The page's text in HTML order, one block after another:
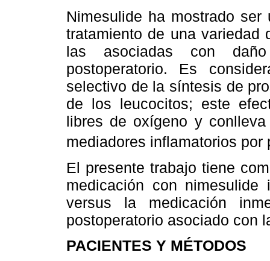
Nimesulide ha mostrado
tratamiento de una variedad
las asociadas con
postoperatorio. Es
selectivo de la síntesis de
de los leucocitos; este
libres de oxígeno y
mediadores inflamatorios
El presente trabajo tiene
medicación con
versus la medicación
postoperatorio asociado con
PACIENTES Y MÉTODOS